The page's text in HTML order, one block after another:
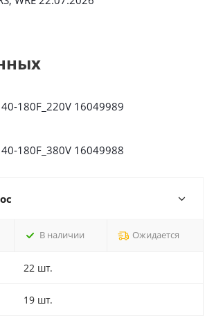
40-180F_220V 16049989
40-180F_380V 16049988
В наличии Ожидается
22 шт.
19 шт.